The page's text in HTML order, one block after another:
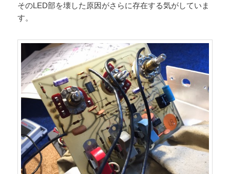
そのLED部を壊した原因がさらに存在する気がしていま
す。